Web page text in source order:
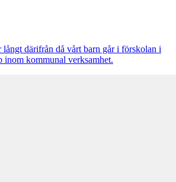
därifrån då vårt barn går i förskolan i
kommunal verksamhet.